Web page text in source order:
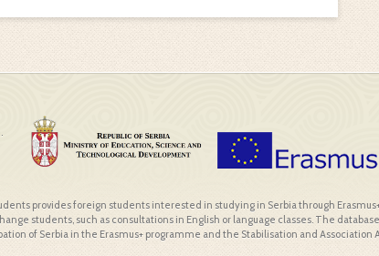
provides foreign students interested in studying in Serbia through
students, such as consultations in English or language classes. The
of Serbia in the Erasmus+ programme and the Stabilisation and Association